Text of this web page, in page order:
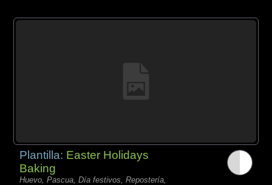
Plantilla: Easter Holidays
Baking
Huevo, Pascua, Día festivos, Repostería,